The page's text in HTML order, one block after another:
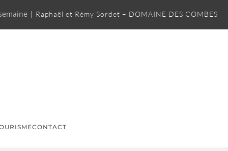
| Raphaël et Rémy Sordet – DOMAINE DES COMBES
CONTACT